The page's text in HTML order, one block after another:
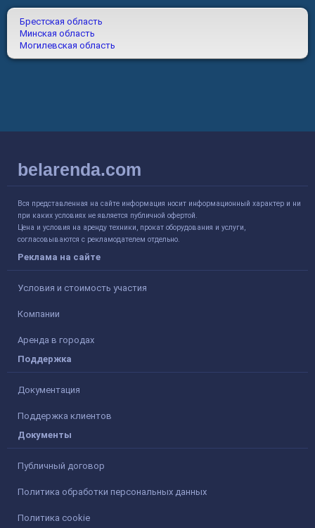
Брестская область
Минская область
Могилевская область
belarenda.com
Вся представленная на сайте информация носит информационный характер и ни
при каких условиях не является публичной офертой.
Цена и условия на аренду техники, прокат оборудования и услуги,
согласовываются с рекламодателем отдельно.
Реклама на сайте
Условия и стоимость участия
Компании
Аренда в городах
Поддержка
Документация
Поддержка клиентов
Документы
Публичный договор
Политика обработки персональных данных
Политика cookie